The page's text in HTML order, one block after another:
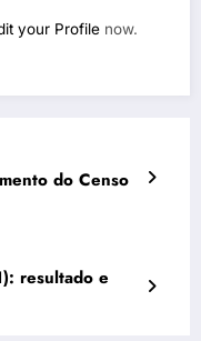
your Profile now.
do Censo
resultado e